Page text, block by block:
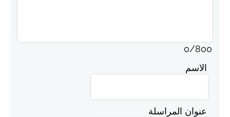
0/800
الاسم
عنوان المراسلة